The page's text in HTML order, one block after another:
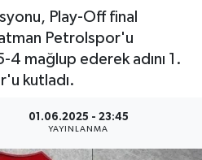
Play-Off final
Petrolspor'u
4 mağlup ederek adını 1.
kutladı.
01.06.2025 - 23:45
YAYINLANMA
ve Fikstür